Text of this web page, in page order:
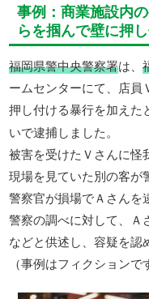
事例：商業施設内
らを掴んで壁に押
福岡県警中央警察署は、
ームセンターにて、店員
押し付ける暴行を加えた
いで逮捕しました。
被害を受けたＶさんに怪
現場を見ていた別の客が
警察官が損場でＡさんを
警察の調べに対して、Ａ
などと供述し、容疑を認
（事例はフィクションで